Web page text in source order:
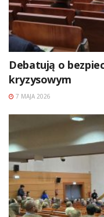
Debatują o
kryzysowym
7 MAJA 2026